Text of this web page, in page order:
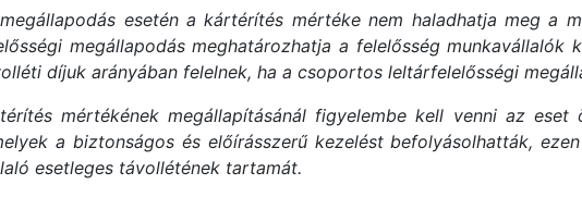
esetén a kártérítés mértéke nem haladhatja meg a
megállapodás meghatározhatja a felelősség
díjuk arányában felelnek, ha a csoportos leltárfelelősségi
mértékének megállapításánál figyelembe kell venni az
a biztonságos és előírásszerű kezelést befolyásolhatták,
esetleges távollétének tartamát.